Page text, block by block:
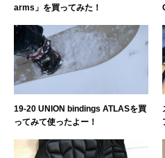
arms」を買ってみた！
19-20 UNION bindings ATLASを買
ってみて使ったよー！